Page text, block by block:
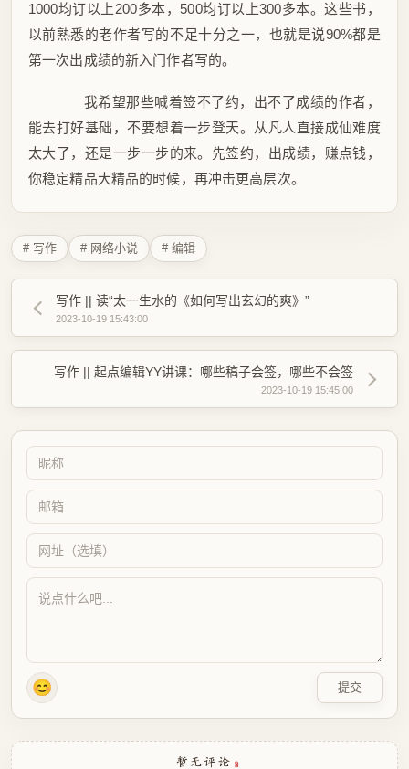
1000均订以上200多本，500均订以上300多本。这些书，
以前熟悉的老作者写的不足十分之一，也就是说90%都是
第一次出成绩的新入门作者写的。
我希望那些喊着签不了约，出不了成绩的作者，
能去打好基础，不要想着一步登天。从凡人直接成仙难度
太大了，还是一步一步的来。先签约，出成绩，赚点钱，
你稳定精品大精品的时候，再冲击更高层次。
# 写作 # 网络小说 # 编辑
写作 || 读“太一生水的《如何写出玄幻的爽》”
2023-10-19 15:43:00
写作 || 起点编辑YY讲课：哪些稿子会签，哪些不会签
2023-10-19 15:45:00
😊 提交